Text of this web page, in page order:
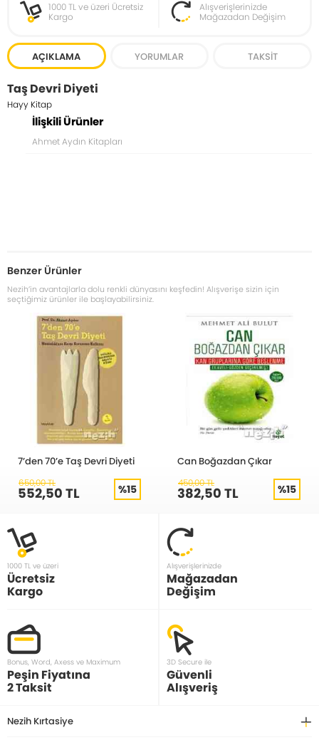
1000 TL ve üzeri Ücretsiz
Kargo
Alışverişlerinizde
Mağazadan Değişim
AÇIKLAMA YORUMLAR TAKSIT
Taş Devri Diyeti
Hayy Kitap
İlişkili Ürünler
Ahmet Aydın Kitapları
Benzer Ürünler
Nezih’in avantajlarla dolu renkli dünyasını keşfedin! Alışverişe sizin için
seçtiğimiz ürünler ile başlayabilirsiniz.
7’den 70’e Taş Devri Diyeti
650,00 TL
552,50 TL %15
Can Boğazdan Çıkar
450,00 TL
382,50 TL %15
1000 TL ve üzeri
Ücretsiz
Kargo
Alışverişlerinizde
Mağazadan
Değişim
Bonus, Word, Axess ve Maximum
Peşin Fiyatına
2 Taksit
3D Secure ile
Güvenli
Alışveriş
Nezih Kırtasiye